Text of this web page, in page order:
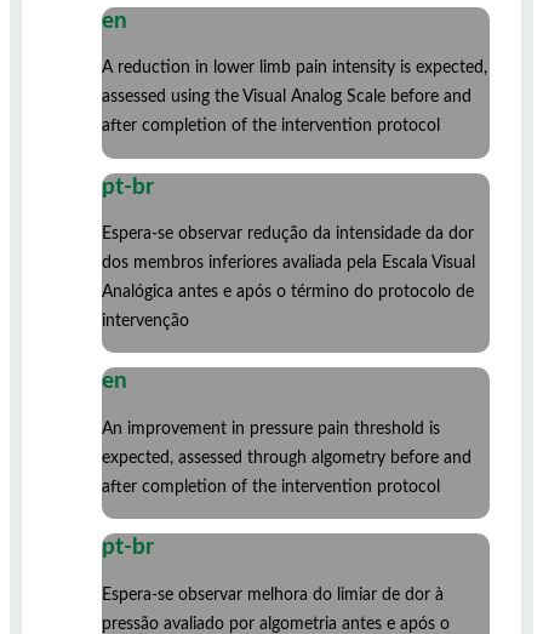
en
A reduction in lower limb pain intensity is expected,
assessed using the Visual Analog Scale before and
after completion of the intervention protocol
pt-br
Espera-se observar redução da intensidade da dor
dos membros inferiores avaliada pela Escala Visual
Analógica antes e após o término do protocolo de
intervenção
en
An improvement in pressure pain threshold is
expected, assessed through algometry before and
after completion of the intervention protocol
pt-br
Espera-se observar melhora do limiar de dor à
pressão avaliado por algometria antes e após o